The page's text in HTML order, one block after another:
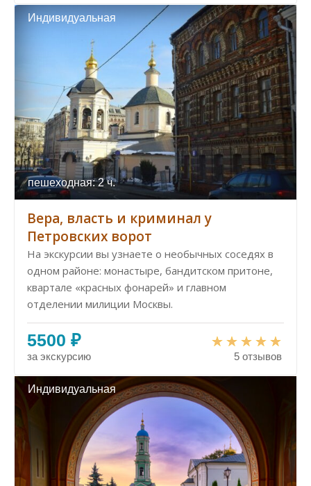
Индивидуальная
пешеходная: 2 ч.
Вера, власть и криминал у
Петровских ворот
На экскурсии вы узнаете о необычных соседях в
одном районе: монастыре, бандитском притоне,
квартале «красных фонарей» и главном
отделении милиции Москвы.
5500 ₽
за экскурсию 5 отзывов
Индивидуальная